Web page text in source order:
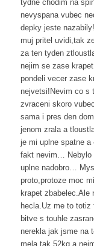
tydne chodim na
nevyspana vubec
depky jeste
muj pritel uvidi,tak
za ten tyden
nejim se zase
pondeli vecer zase
nejvetsi!Nevim co s
zvraceni skoro
sama i pres den
jenom zrala a
je mi uplne spatne
fakt nevim… Nebylo
uplne nadobro…
proto,protoze moc
krapet
hecla.Uz me to
bitve s touhle
nerekla jak jsme na
mela tak 52kg a